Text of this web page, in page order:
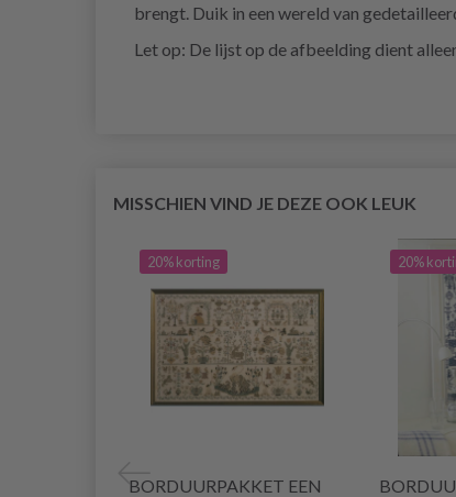
brengt. Duik in een wereld van
Let op: De lijst op de afbeelding dient
MISSCHIEN VIND JE DEZE OOK LEUK
20% korting
BORDUURPAKKET EEN
20%